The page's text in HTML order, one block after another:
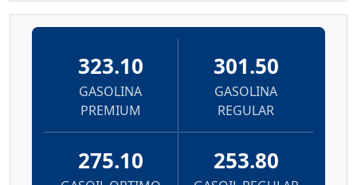
323.10
GASOLINA
PREMIUM
301.50
GASOLINA
REGULAR
275.10 253.80